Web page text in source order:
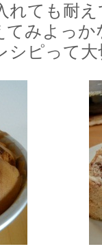
れても耐
てみよっ
ピって大